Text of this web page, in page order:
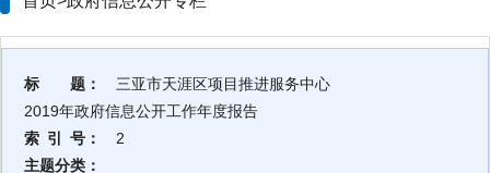
标 题：
三亚市天涯区项目推进服务中心
2019年政府信息公开工作年度报告
索 引 号：
2
主题分类：